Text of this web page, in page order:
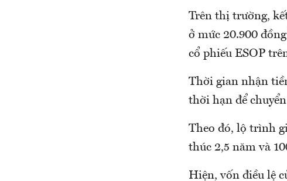
Trên thị trường,
ở mức 20.900
cổ phiếu ESOP
Thời gian nhận
thời hạn để
Theo đó, lộ trình
thúc 2,5 năm và
Hiện, vốn điều lệ